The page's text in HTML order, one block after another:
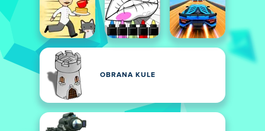
OBRANA KULE